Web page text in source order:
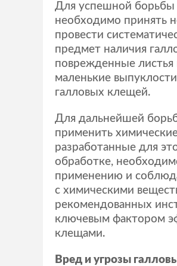
Для успешной борьбы
необходимо принять
провести
предмет наличия
поврежденные
маленькие
галловых клещей.
Для дальнейшей
применить
разработанные для
обработке,
применению и
с химическими
рекомендованных
ключевым фактором
клещами.
Вред и угрозы